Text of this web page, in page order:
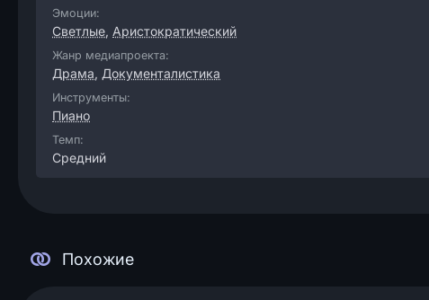
Эмоции:
Светлые, Аристократический
Жанр медиапроекта:
Драма, Документалистика
Инструменты:
Пиано
Темп:
Средний
Похожие